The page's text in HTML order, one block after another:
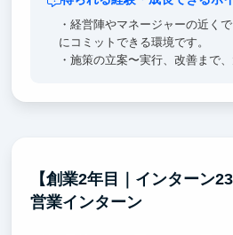
・経営陣やマネージャーの近く
にコミットできる環境です。
・施策の立案〜実行、改善まで
本気でマーケットメイクに挑戦
・エンジニア/デザイナーとの距
【創業2年目｜インターン
営業インターン